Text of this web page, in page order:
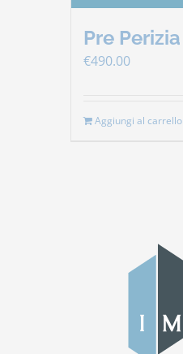
Pre Perizia
€490.00
Aggiungi al carrello